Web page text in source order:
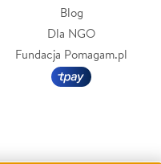
Blog
Dla NGO
Fundacja Pomagam.pl